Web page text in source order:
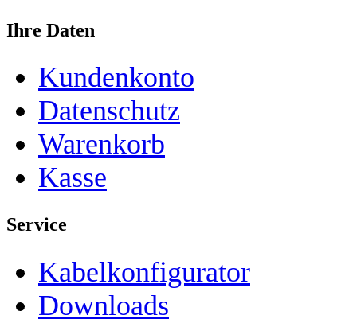
Ihre Daten
Kundenkonto
Datenschutz
Warenkorb
Kasse
Service
Kabelkonfigurator
Downloads